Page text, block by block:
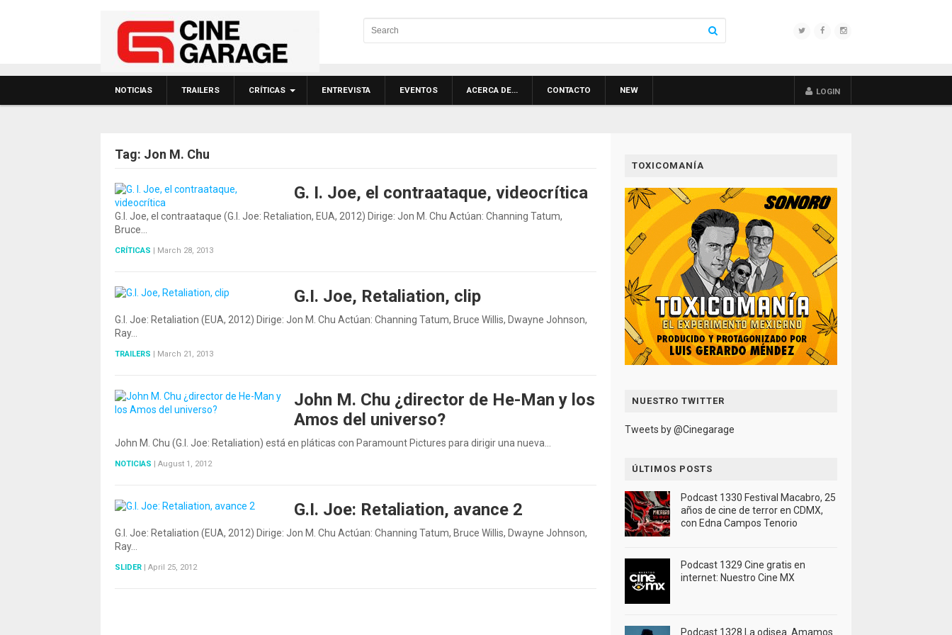
NOTICIAS TRAILERS CRÍTICAS ENTREVISTA EVENTOS ACERCA DE… CONTACTO NEW LOGIN
Tag: Jon M. Chu
G. I. Joe, el contraataque, videocrítica
G.I. Joe, el contraataque (G.I. Joe: Retaliation, EUA, 2012) Dirige: Jon M. Chu Actúan: Channing Tatum,
Bruce…
CRÍTICAS | March 28, 2013
G.I. Joe, Retaliation, clip
G.I. Joe: Retaliation (EUA, 2012) Dirige: Jon M. Chu Actúan: Channing Tatum, Bruce Willis, Dwayne Johnson,
Ray…
TRAILERS | March 21, 2013
John M. Chu ¿director de He-Man y los
Amos del universo?
John M. Chu (G.I. Joe: Retaliation) está en pláticas con Paramount Pictures para dirigir una nueva…
NOTICIAS | August 1, 2012
G.I. Joe: Retaliation, avance 2
G.I. Joe: Retaliation (EUA, 2012) Dirige: Jon M. Chu Actúan: Channing Tatum, Bruce Willis, Dwayne Johnson,
Ray…
SLIDER | April 25, 2012
TOXICOMANÍA
NUESTRO TWITTER
Tweets by @Cinegarage
ÚLTIMOS POSTS
Podcast 1330 Festival Macabro, 25
años de cine de terror en CDMX,
con Edna Campos Tenorio
Podcast 1329 Cine gratis en
internet: Nuestro Cine MX
Podcast 1328 La odisea. Amamos